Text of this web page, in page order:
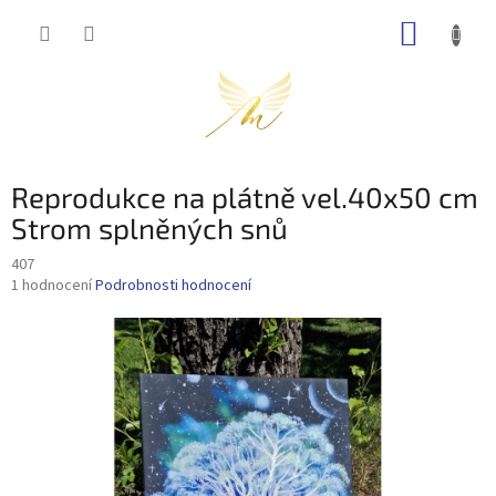
Reprodukce na plátně vel.40x50 cm
Strom splněných snů
407
Průměrné
1 hodnoceníPodrobnosti hodnocení